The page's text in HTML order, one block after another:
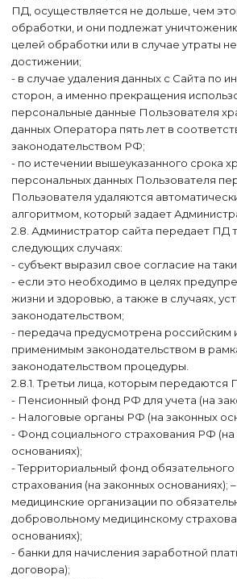
ПД, осуществляется не дольше, чем
обработки, и они подлежат
целей обработки или в случае утраты
достижении;
- в случае удаления данных с Сайта по
сторон, а именно прекращения
персональные данные Пользователя
данных Оператора пять лет в
законодательством РФ;
- по истечении вышеуказанного срока
персональных данных Пользователя
Пользователя удаляются
алгоритмом, который задает
2.8. Администратор сайта передает ПД
следующих случаях:
- субъект выразил свое согласие на
- если это необходимо в целях
жизни и здоровью, а также в случаях,
законодательством;
- передача предусмотрена российским
применимым законодательством в
законодательством процедуры.
2.8.1. Третьи лица, которым передаются
- Пенсионный фонд РФ для учета (на
- Налоговые органы РФ (на законных
- Фонд социального страхования РФ (на
основаниях);
- Территориальный фонд
страхования (на законных основаниях);
медицинские организации по
добровольному медицинскому
основаниях);
- банки для начисления заработной
договора);